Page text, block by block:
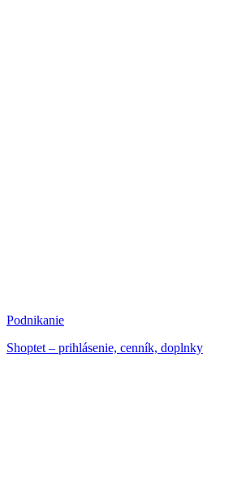
Podnikanie
Shoptet – prihlásenie, cenník, doplnky